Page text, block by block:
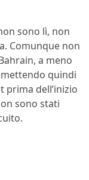
sono lì, non
Comunque non
a meno
quindi
prima dell’inizio
sono stati